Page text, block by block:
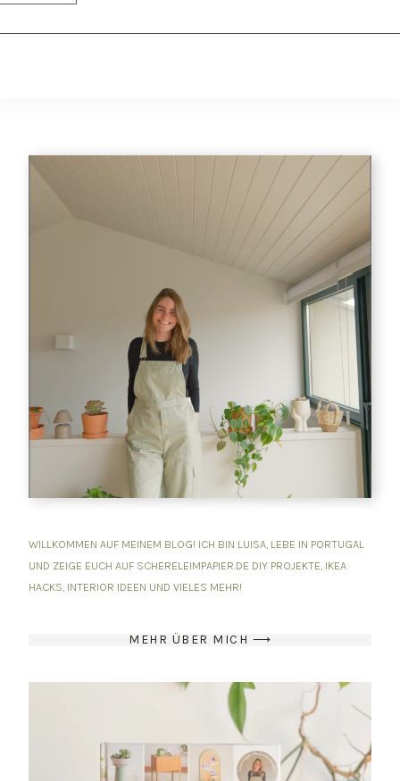
WILLKOMMEN AUF MEINEM BLOG! ICH BIN LUISA, LEBE IN PORTUGAL
UND ZEIGE EUCH AUF SCHERELEIMPAPIER.DE DIY PROJEKTE, IKEA
HACKS, INTERIOR IDEEN UND VIELES MEHR!
MEHR ÜBER MICH ⟶